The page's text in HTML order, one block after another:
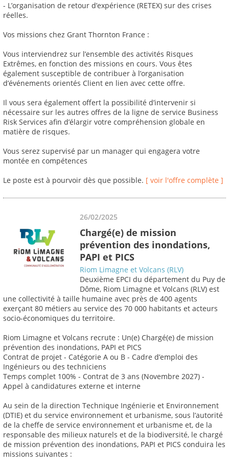
- L’organisation de retour d’expérience (RETEX) sur des crises
réelles.
Vos missions chez Grant Thornton France :
Vous interviendrez sur l’ensemble des activités Risques
Extrêmes, en fonction des missions en cours. Vous êtes
également susceptible de contribuer à l’organisation
d’événements orientés Client en lien avec cette offre.
Il vous sera également offert la possibilité d’intervenir si
nécessaire sur les autres offres de la ligne de service Business
Risk Services afin d’élargir votre compréhension globale en
matière de risques.
Vous serez supervisé par un manager qui engagera votre
montée en compétences
Le poste est à pourvoir dès que possible. [ voir l'offre complète ]
26/02/2025
Chargé(e) de mission
prévention des inondations,
PAPI et PICS
Riom Limagne et Volcans (RLV)
Deuxième EPCI du département du Puy de
Dôme, Riom Limagne et Volcans (RLV) est
une collectivité à taille humaine avec près de 400 agents
exerçant 80 métiers au service des 70 000 habitants et acteurs
socio-économiques du territoire.
Riom Limagne et Volcans recrute : Un(e) Chargé(e) de mission
prévention des inondations, PAPI et PICS
Contrat de projet - Catégorie A ou B - Cadre d’emploi des
Ingénieurs ou des techniciens
Temps complet 100% - Contrat de 3 ans (Novembre 2027) -
Appel à candidatures externe et interne
Au sein de la direction Technique Ingénierie et Environnement
(DTIE) et du service environnement et urbanisme, sous l’autorité
de la cheffe de service environnement et urbanisme et, de la
responsable des milieux naturels et de la biodiversité, le chargé
de mission prévention des inondations, PAPI et PICS conduira les
missions suivantes :